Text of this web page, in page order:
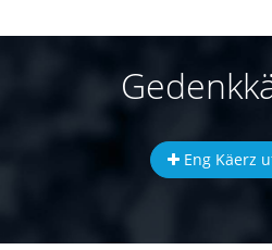
Eng Käerz